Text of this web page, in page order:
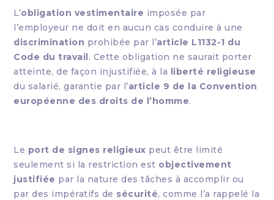
L’obligation vestimentaire imposée par
l’employeur ne doit en aucun cas conduire à une
discrimination prohibée par l’article L1132-1 du
Code du travail. Cette obligation ne saurait porter
atteinte, de façon injustifiée, à la liberté religieuse
du salarié, garantie par l’article 9 de la Convention
européenne des droits de l’homme.
Le port de signes religieux peut être limité
seulement si la restriction est objectivement
justifiée par la nature des tâches à accomplir ou
par des impératifs de sécurité, comme l’a rappelé la